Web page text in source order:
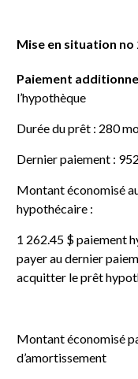
Mise en situation no
Paiement
l’hypothèque
Durée du prêt : 280
Dernier paiement :
Montant économisé
hypothécaire :
1 262.45 $ paiement
payer au dernier
acquitter le prêt
Montant économisé
d’amortissement